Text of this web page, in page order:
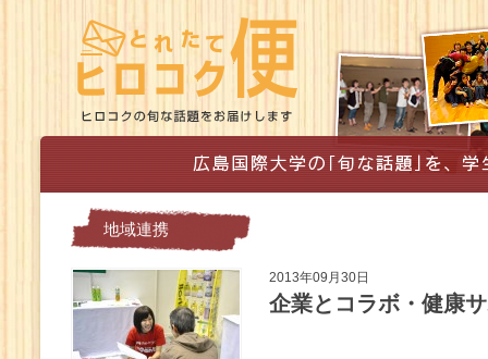
地域連携
2013年09月30日
企業とコラボ・健康